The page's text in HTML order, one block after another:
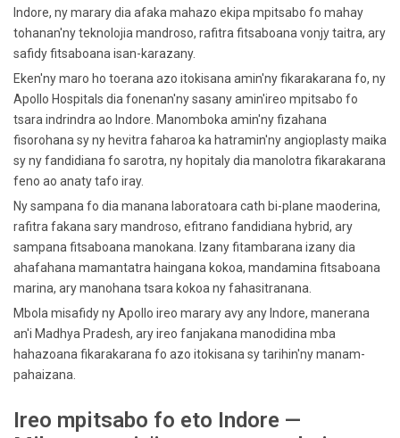
Indore, ny marary dia afaka mahazo ekipa mpitsabo fo mahay
tohanan'ny teknolojia mandroso, rafitra fitsaboana vonjy taitra, ary
safidy fitsaboana isan-karazany.
Eken'ny maro ho toerana azo itokisana amin'ny fikarakarana fo, ny
Apollo Hospitals dia fonenan'ny sasany amin'ireo mpitsabo fo
tsara indrindra ao Indore. Manomboka amin'ny fizahana
fisorohana sy ny hevitra faharoa ka hatramin'ny angioplasty maika
sy ny fandidiana fo sarotra, ny hopitaly dia manolotra fikarakarana
feno ao anaty tafo iray.
Ny sampana fo dia manana laboratoara cath bi-plane maoderina,
rafitra fakana sary mandroso, efitrano fandidiana hybrid, ary
sampana fitsaboana manokana. Izany fitambarana izany dia
ahafahana mamantatra haingana kokoa, mandamina fitsaboana
marina, ary manohana tsara kokoa ny fahasitranana.
Mbola misafidy ny Apollo ireo marary avy any Indore, manerana
an'i Madhya Pradesh, ary ireo fanjakana manodidina mba
hahazoana fikarakarana fo azo itokisana sy tarihin'ny manam-
pahaizana.
Ireo mpitsabo fo eto Indore —